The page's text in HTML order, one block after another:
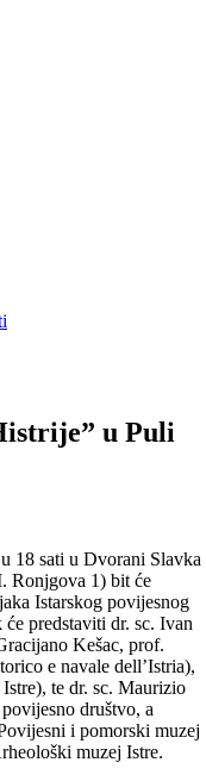
u Puli
18 sati u Dvorani Slavka
Ronjgova 1) bit će
Istarskog povijesnog
će predstaviti dr. sc. Ivan
Kešac, prof.
e navale dell’Istria),
te dr. sc. Maurizio
društvo, a
i pomorski muzej
muzej Istre.